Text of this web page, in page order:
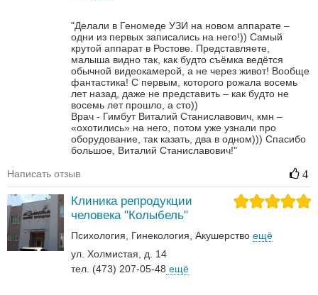
"Делали в Геномеде УЗИ на новом аппарате –
одни из первых записались на него!)) Самый
крутой аппарат в Ростове. Представляете,
малыша видно так, как будто съёмка ведётся
обычной видеокамерой, а не через живот! Вообще
фантастика! С первым, которого рожала восемь
лет назад, даже не представить – как будто не
восемь лет прошло, а сто))
Врач - Гимбут Виталий Станиславович, кмн –
«охотились» на него, потом уже узнали про
оборудование, так казать, два в одном))) Спасибо
большое, Виталий Станиславович!"
Написать отзыв 4
Клиника репродукции
человека "Колыбель"
Психология Гинекология Акушерство ещё
ул. Холмистая, д. 14
тел. (473) 207-05-48 ещё